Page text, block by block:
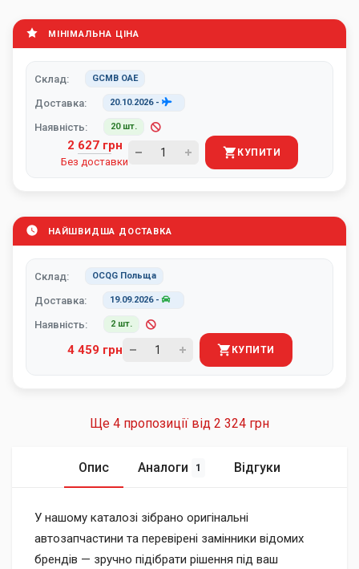
МІНІМАЛЬНА ЦІНА
Склад: GCMB ОАЕ
Доставка: 20.10.2026-
Наявність: 20 шт.
2 627 грн
Без доставки
КУПИТИ
НАЙШВИДША ДОСТАВКА
Склад: OCQG Польща
Доставка: 19.09.2026-
Наявність: 2 шт.
4 459 грн КУПИТИ
Ще 4 пропозиції від 2 324 грн
Опис Аналоги 1 Відгуки
У нашому каталозі зібрано оригінальні
автозапчастини та перевірені замінники відомих
брендів — зручно підібрати рішення під ваш